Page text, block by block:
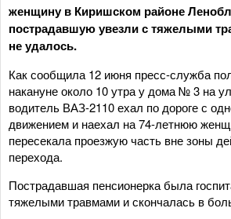
женщину в Киришском районе
пострадавшую увезли с тяжелыми
не удалось.
Как сообщила 12 июня пресс-служба
накануне около 10 утра у дома № 3 на
водитель ВАЗ-2110 ехал по дороге с
движением и наехал на 74-летнюю
пересекала проезжую часть вне зоны
перехода.
Пострадавшая пенсионерка была
тяжелыми травмами и скончалась в